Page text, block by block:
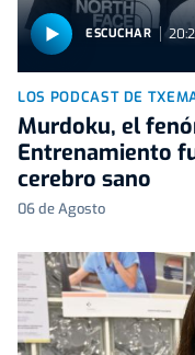
ESCUCHAR
LOS PODCAST DE
Murdoku, el
Entrenamiento
cerebro sano
06 de Agosto